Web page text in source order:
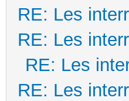
RE: Les
RE: Les
RE: Les
RE: Les